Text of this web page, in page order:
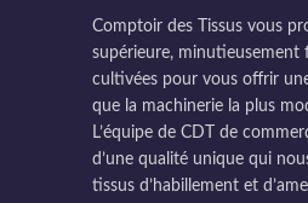
Comptoir des Tissus vous
supérieure, minutieusement
cultivées pour vous offrir
que la machinerie la plus
L’équipe de CDT de
d’une qualité unique qui
tissus d’habillement et